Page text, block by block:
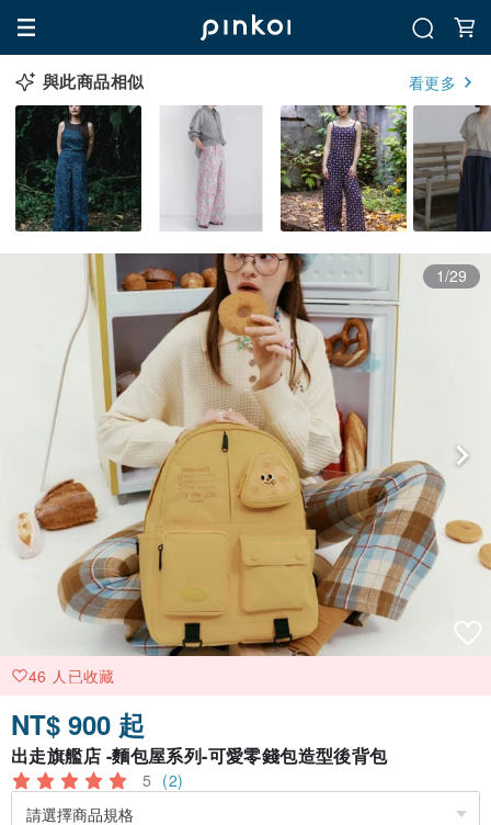
與此商品相似 看更多
1/29
46 人已收藏
NT$ 900 起
出走旗艦店 -麵包屋系列-可愛零錢包造型後背包
5 (2)